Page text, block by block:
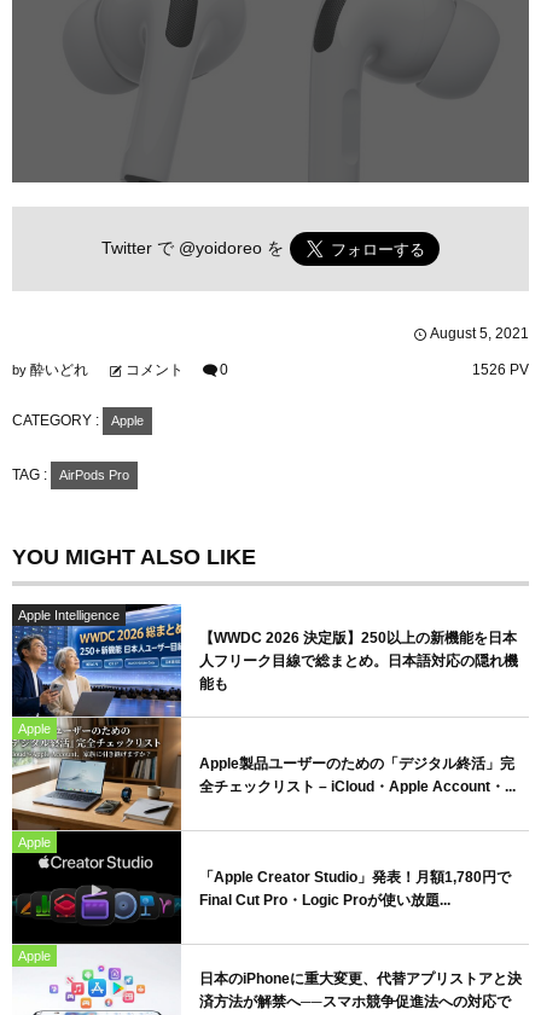
Twitter で @yoidoreo を
August 5, 2021
by 酔いどれ コメント 0 1526 PV
CATEGORY : Apple
TAG : AirPods Pro
YOU MIGHT ALSO LIKE
Apple Intelligence
【WWDC 2026 決定版】250以上の新機能を日本
人フリーク目線で総まとめ。日本語対応の隠れ機
能も
Apple
Apple製品ユーザーのための「デジタル終活」完
全チェックリスト – iCloud・Apple Account・...
Apple
「Apple Creator Studio」発表！月額1,780円で
Final Cut Pro・Logic Proが使い放題...
Apple
日本のiPhoneに重大変更、代替アプリストアと決
済方法が解禁へ──スマホ競争促進法への対応で